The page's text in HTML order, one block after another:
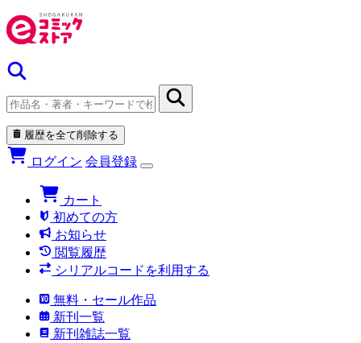
履歴を全て削除する
ログイン 会員登録
カート
初めての方
お知らせ
閲覧履歴
シリアルコードを利用する
無料・セール作品
新刊一覧
新刊雑誌一覧